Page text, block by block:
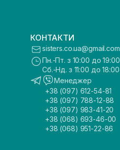
КОНТАКТИ
sisters.co.ua@gmail.com
Пн.-Пт. з 10:00 до 19:00
Сб.-Нд. з 11:00 до 18:00
Менеджер
+38 (097) 612-54-81
+38 (097) 788-12-88
+38 (097) 983-41-20
+38 (068) 693-46-00
+38 (068) 951-22-86